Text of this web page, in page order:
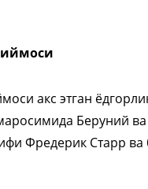
акс этган
Беруний
Фредерик Старр